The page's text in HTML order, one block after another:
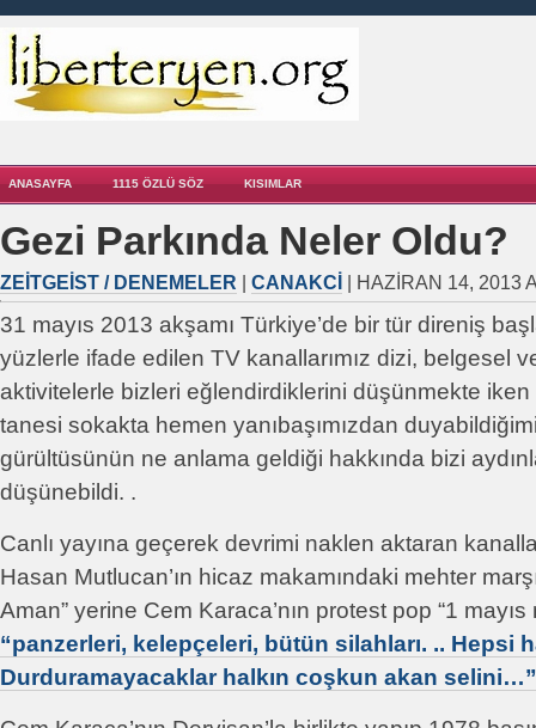
ANASAYFA 1115 ÖZLÜ SÖZ KISIMLAR
Gezi Parkında Neler Oldu?
ZEITGEIST / DENEMELER CANAKCI | HAZIRAN 14, 2013
31 mayıs 2013 akşamı Türkiye’de bir tür direniş
yüzlerle ifade edilen TV kanallarımız dizi, belgesel
aktivitelerle bizleri eğlendirdiklerini düşünmekte
tanesi sokakta hemen yanıbaşımızdan
gürültüsünün ne anlama geldiği hakkında bizi
düşünebildi. .
Canlı yayına geçerek devrimi naklen aktaran
Hasan Mutlucan’ın hicaz makamındaki mehter
Aman” yerine Cem Karaca’nın protest pop “1 mayıs
“panzerleri, kelepçeleri, bütün silahları. .. Hepsi
Durduramayacaklar halkın coşkun akan selini…”